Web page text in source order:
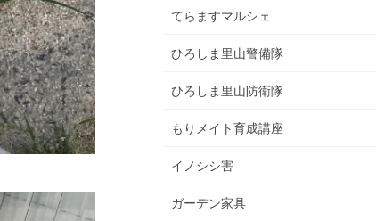
てらますマルシェ
ひろしま里山警備隊
ひろしま里山防衛隊
もりメイト育成講座
イノシシ害
ガーデン家具